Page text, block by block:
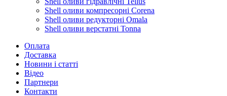
Shell оливи компресорні Corena
Shell оливи редукторні Omala
Shell оливи верстатні Tonna
Оплата
Доставка
Новини і статті
Відео
Партнери
Контакти